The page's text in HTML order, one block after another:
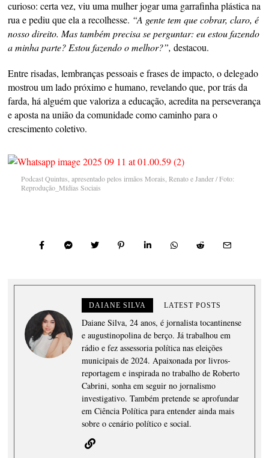
curioso: certa vez, viu uma mulher jogar uma garrafinha plástica na
rua e pediu que ela a recolhesse. “A gente tem que cobrar, claro, é
nosso direito. Mas também precisa se perguntar: eu estou fazendo
a minha parte? Estou fazendo o melhor?”, destacou.
Entre risadas, lembranças pessoais e frases de impacto, o delegado
mostrou um lado próximo e humano, revelando que, por trás da
farda, há alguém que valoriza a educação, acredita na perseverança
e aposta na união da comunidade como caminho para o
crescimento coletivo.
Podcast Quintus, apresentado pelos irmãos Morais, Renato e Jander / Foto:
Reprodução_Mídias Sociais
DAIANE SILVA LATEST POSTS
Daiane Silva, 24 anos, é jornalista tocantinense
e augustinopolina de berço. Já trabalhou em
rádio e fez assessoria política nas eleições
municipais de 2024. Apaixonada por livros-
reportagem e inspirada no trabalho de Roberto
Cabrini, sonha em seguir no jornalismo
investigativo. Também pretende se aprofundar
em Ciência Política para entender ainda mais
sobre o cenário político e social.